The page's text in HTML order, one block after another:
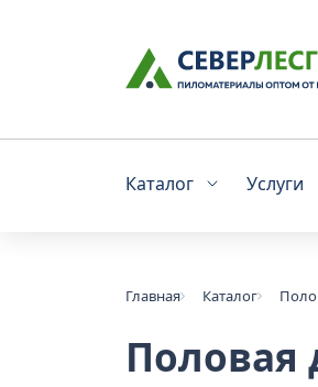
Каталог Услуги
Главная Каталог
Половая